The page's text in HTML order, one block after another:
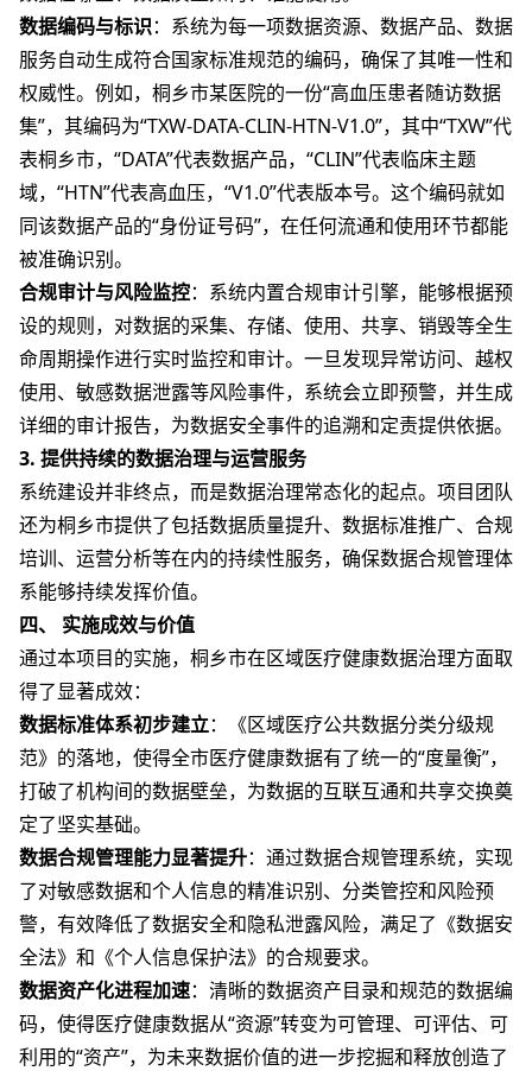
数据编码与标识：系统为每一项数据资源、数据产品、数据
服务自动生成符合国家标准规范的编码，确保了其唯一性和
权威性。例如，桐乡市某医院的一份“高血压患者随访数据
集”，其编码为“TXW-DATA-CLIN-HTN-V1.0”，其中“TXW”代
表桐乡市，“DATA”代表数据产品，“CLIN”代表临床主题
域，“HTN”代表高血压，“V1.0”代表版本号。这个编码就如
同该数据产品的“身份证号码”，在任何流通和使用环节都能
被准确识别。
合规审计与风险监控：系统内置合规审计引擎，能够根据预
设的规则，对数据的采集、存储、使用、共享、销毁等全生
命周期操作进行实时监控和审计。一旦发现异常访问、越权
使用、敏感数据泄露等风险事件，系统会立即预警，并生成
详细的审计报告，为数据安全事件的追溯和定责提供依据。
3. 提供持续的数据治理与运营服务
系统建设并非终点，而是数据治理常态化的起点。项目团队
还为桐乡市提供了包括数据质量提升、数据标准推广、合规
培训、运营分析等在内的持续性服务，确保数据合规管理体
系能够持续发挥价值。
四、 实施成效与价值
通过本项目的实施，桐乡市在区域医疗健康数据治理方面取
得了显著成效：
数据标准体系初步建立：《区域医疗公共数据分类分级规
范》的落地，使得全市医疗健康数据有了统一的“度量衡”，
打破了机构间的数据壁垒，为数据的互联互通和共享交换奠
定了坚实基础。
数据合规管理能力显著提升：通过数据合规管理系统，实现
了对敏感数据和个人信息的精准识别、分类管控和风险预
警，有效降低了数据安全和隐私泄露风险，满足了《数据安
全法》和《个人信息保护法》的合规要求。
数据资产化进程加速：清晰的数据资产目录和规范的数据编
码，使得医疗健康数据从“资源”转变为可管理、可评估、可
利用的“资产”，为未来数据价值的进一步挖掘和释放创造了